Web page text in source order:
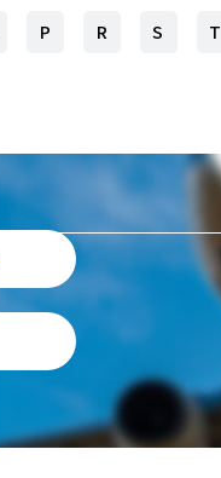
付
ー
貨物に関するお
物に関するお
機器貨物に関す
積り
間輸送貨物に関
見積り
P R S T